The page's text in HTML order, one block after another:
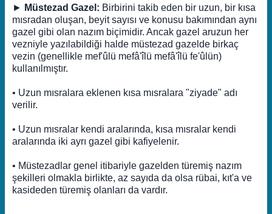
► Müstezad Gazel: Birbirini takib eden bir uzun, bir kısa
mısradan oluşan, beyit sayısı ve konusu bakımından aynı
gazel gibi olan nazım biçimidir. Ancak gazel aruzun her
vezniyle yazılabildiği halde müstezad gazelde birkaç
vezin (genellikle mef'ûlü mefâ'îlü mefâ'îlü fe'ûlün)
kullanılmıştır.
• Uzun mısralara eklenen kısa mısralara "ziyade" adı
verilir.
• Uzun mısralar kendi aralarında, kısa mısralar kendi
aralarında iki ayrı gazel gibi kafiyelenir.
• Müstezadlar genel itibariyle gazelden türemiş nazım
şekilleri olmakla birlikte, az sayıda da olsa rübai, kıt'a ve
kasideden türemiş olanları da vardır.